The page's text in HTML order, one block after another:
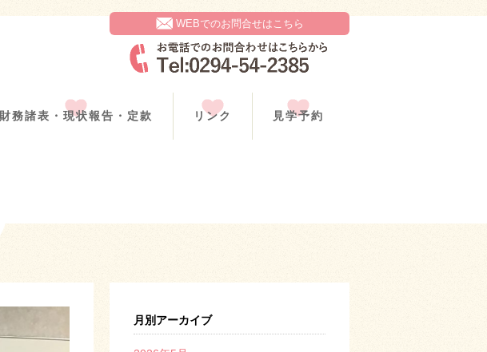
WEBでのお問合せはこちら
財務諸表・現状報告・定款 リンク 見学予約
月別アーカイブ